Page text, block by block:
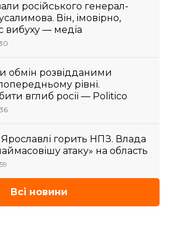
російського генерал-
Він, імовірно,
вибуху — медіа
обмін розвідданими
рівні.
вглиб росії — Politico
горить НПЗ. Влада
атаку» на область
Всі новини